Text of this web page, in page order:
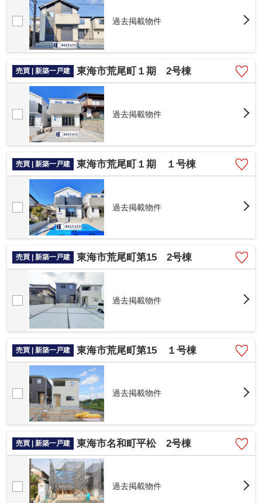
過去掲載物件
売買 | 新築一戸建 東海市荒尾町１期 2号棟
過去掲載物件
売買 | 新築一戸建 東海市荒尾町１期 １号棟
過去掲載物件
売買 | 新築一戸建 東海市荒尾町第15 2号棟
過去掲載物件
売買 | 新築一戸建 東海市荒尾町第15 １号棟
過去掲載物件
売買 | 新築一戸建 東海市名和町平松 2号棟
過去掲載物件